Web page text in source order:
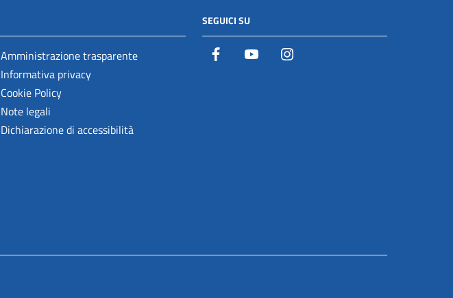
Amministrazione trasparente
Informativa privacy
Cookie Policy
Note legali
Dichiarazione di accessibilità
SEGUICI SU
Facebook YouTube